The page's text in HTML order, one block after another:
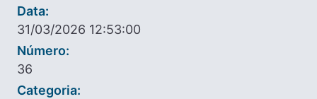
Data:
31/03/2026 12:53:00
Número:
36
Categoria: